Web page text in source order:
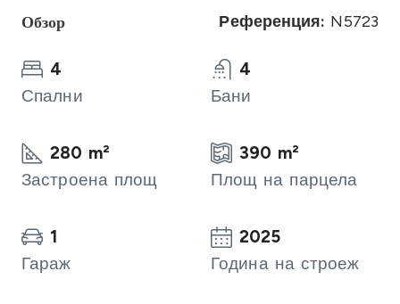
Обзор Референция: N5723
4
Спални
4
Бани
280 m²
Застроена площ
390 m²
Площ на парцела
1
Гараж
2025
Година на строеж